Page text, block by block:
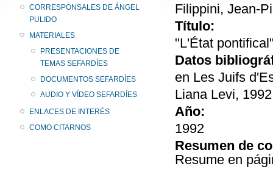
CORRESPONSALES DE ÁNGEL
PULIDO
MATERIALES
PRESENTACIONES DE
TEMAS SEFARDÍES
DOCUMENTOS SEFARDÍES
AUDIO Y VÍDEO SEFARDÍES
ENLACES DE INTERÉS
COMO CITARNOS
Filippini, Jean-
Título:
"L'État
Datos
en Les Juifs
Liana Levi,
Año:
1992
Resumen de
Resume en